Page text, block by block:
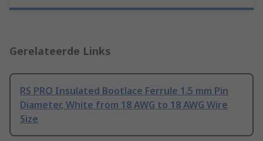
Gerelateerde Links
RS PRO Insulated Bootlace Ferrule 1.5 mm Pin
Diameter, White from 18 AWG to 18 AWG Wire
Size